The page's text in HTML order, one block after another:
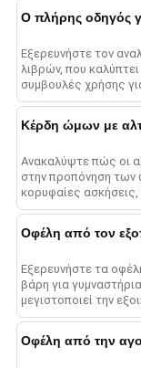
Ο πλήρης οδηγός
Εξερευνήστε τον
λιβρών, που
συμβουλές χρήσης
μπάρα για
Κέρδη ώμων με
Ανακαλύψτε πώς οι
στην προπόνηση των
κορυφαίες ασκήσεις,
γυμναστηρίων και
Εξερευνήστε τα
βάρη για
μεγιστοποιεί την
εξορθολογίζει τη